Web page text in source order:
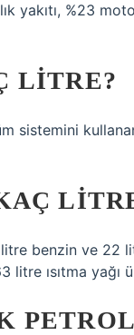
yakıtı, %23
LITRE?
sistemini
benzin ve 22
litre ısıtma yağı